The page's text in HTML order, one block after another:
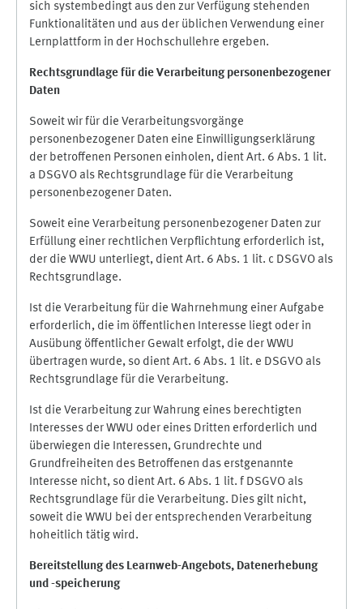
sich systembedingt aus den zur Verfügung stehenden
Funktionalitäten und aus der üblichen Verwendung einer
Lernplattform in der Hochschullehre ergeben.
Rechtsgrundlage für die Verarbeitung personenbezogener
Daten
Soweit wir für die Verarbeitungsvorgänge
personenbezogener Daten eine Einwilligungserklärung
der betroffenen Personen einholen, dient Art. 6 Abs. 1 lit.
a DSGVO als Rechtsgrundlage für die Verarbeitung
personenbezogener Daten.
Soweit eine Verarbeitung personenbezogener Daten zur
Erfüllung einer rechtlichen Verpflichtung erforderlich ist,
der die WWU unterliegt, dient Art. 6 Abs. 1 lit. c DSGVO als
Rechtsgrundlage.
Ist die Verarbeitung für die Wahrnehmung einer Aufgabe
erforderlich, die im öffentlichen Interesse liegt oder in
Ausübung öffentlicher Gewalt erfolgt, die der WWU
übertragen wurde, so dient Art. 6 Abs. 1 lit. e DSGVO als
Rechtsgrundlage für die Verarbeitung.
Ist die Verarbeitung zur Wahrung eines berechtigten
Interesses der WWU oder eines Dritten erforderlich und
überwiegen die Interessen, Grundrechte und
Grundfreiheiten des Betroffenen das erstgenannte
Interesse nicht, so dient Art. 6 Abs. 1 lit. f DSGVO als
Rechtsgrundlage für die Verarbeitung. Dies gilt nicht,
soweit die WWU bei der entsprechenden Verarbeitung
hoheitlich tätig wird.
Bereitstellung des Learnweb-Angebots, Datenerhebung
und -speicherung